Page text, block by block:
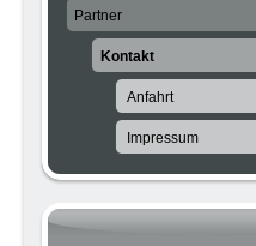
Partner
Kontakt
Anfahrt
Impressum